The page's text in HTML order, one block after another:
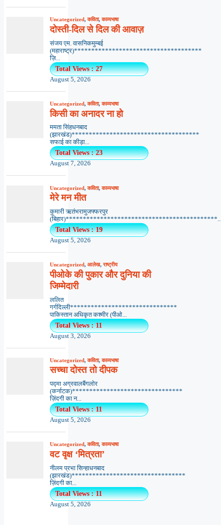
Uncategorized,कविता,काव्यभाषा
दोस्ती-दिल से दिल की आवाज़
संजय एम. वासनिकमुम्बई
(महाराष्ट्र)*************************************
ज़ि...
Total Views : 27
August 5, 2026
Uncategorized,कविता,काव्यभाषा
किसी का अनादर ना हो
ममता सिंहधनबाद
(झारखंड)*************************************
सफाई का कीड़ा...
Total Views : 23
August 7, 2026
Uncategorized,कविता,काव्यभाषा
मेरे मन मीत
कुमारी ऋतंभरामुजफ्फरपुर
Total Views : 19
August 5, 2026
Uncategorized, आलेख,राष्ट्रीय
पीओके की पुकार और दुनिया की
जिम्मेदारी
ललित
गर्गदिल्ली*******************************
पाकिस्तान अधिकृत कश्मीर (पीओ...
Total Views : 11
August 3, 2026
Uncategorized,कविता,काव्यभाषा
सच्चा दोस्त तो दीपक
पद्मा अग्रवालबैंगलोर
(कर्नाटक)********************************
ज़िंदगी का न...
Total Views : 11
August 5, 2026
Uncategorized,कविता,काव्यभाषा
वट वृक्ष ‘मित्रता’
नीलम प्रभा सिन्हाधनबाद
(झारखंड)*********************************
ज़िंदगी का...
Total Views : 11
August 5, 2026